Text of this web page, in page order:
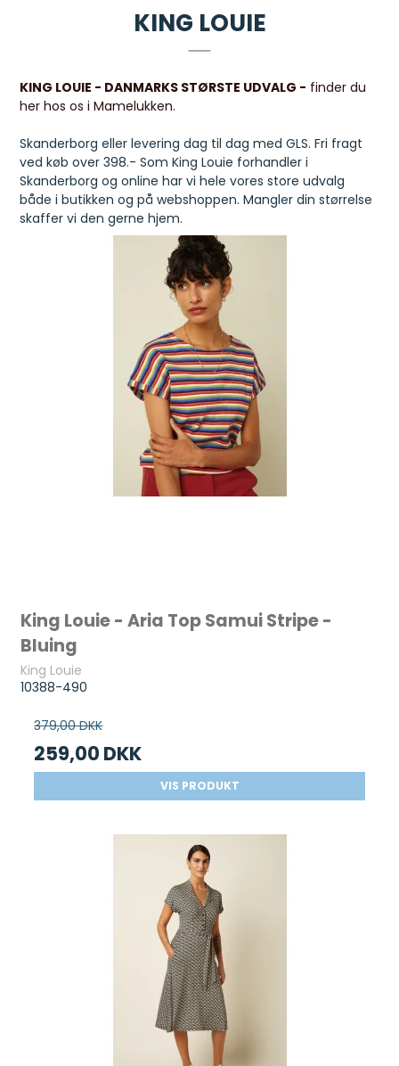
KING LOUIE
KING LOUIE - DANMARKS STØRSTE UDVALG - finder du
her hos os i Mamelukken.
Skanderborg eller levering dag til dag med GLS. Fri fragt
ved køb over 398.- Som King Louie forhandler i
Skanderborg og online har vi hele vores store udvalg
både i butikken og på webshoppen. Mangler din størrelse
skaffer vi den gerne hjem.
King Louie - Aria Top Samui Stripe -
Bluing
King Louie
10388-490
379,00 DKK
259,00 DKK
VIS PRODUKT